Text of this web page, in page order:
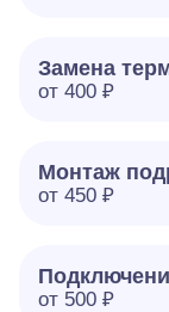
Замена
от 400 ₽
Монтаж
от 450 ₽
от 500 ₽